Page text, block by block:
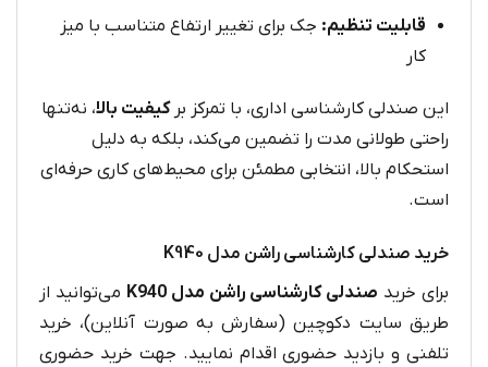
قابلیت تنظیم: جک برای تغییر ارتفاع متناسب با میز
کار
این صندلی کارشناسی اداری، با تمرکز برکیفیت بالا، نه‌تنها
راحتی طولانی‌ مدت را تضمین می‌کند، بلکه به دلیل
استحکام بالا، انتخابی مطمئن برای محیط‌های کاری حرفه‌ای
است.
خرید صندلی کارشناسی راشن مدل K940
برای خرید صندلی کارشناسی راشن مدل K940
می‌توانید از
طریق سایت دکوچین (سفارش به صورت آنلاین)، خرید
تلفنی و بازدید حضوری اقدام نمایید. جهت خرید حضوری